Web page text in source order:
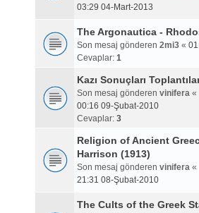
03:29 04-Mart-2013
The Argonautica -
Son mesaj gönderen 2mi3«
Cevaplar: 1
Kazı Sonuçları
Son mesaj gönderen vinifera«
00:16 09-Şubat-2010
Cevaplar: 3
Religion of Ancient
Harrison (1913)
Son mesaj gönderen vinifera«
21:31 08-Şubat-2010
The Cults of the Greek